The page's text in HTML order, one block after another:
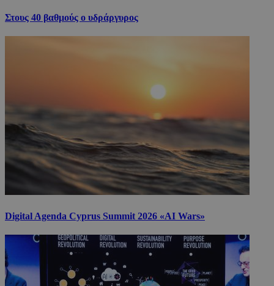
Στους 40 βαθμούς ο υδράργυρος
Digital Agenda Cyprus Summit 2026 «AI Wars»